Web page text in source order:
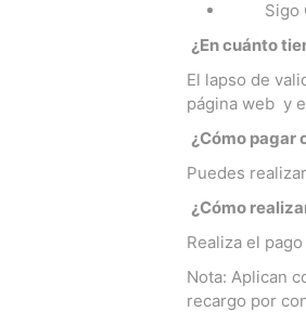
Sigo
¿En cuánto
El lapso de
página web y
¿Cómo pagar
Puedes
¿Cómo
Realiza el
Nota: Aplican
recargo por